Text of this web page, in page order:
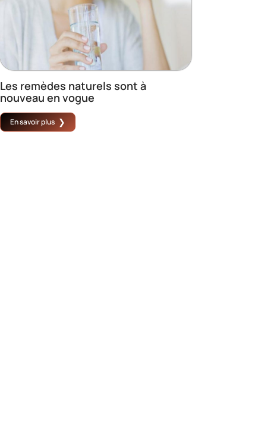
Les remèdes naturels sont à
nouveau en vogue
En savoir plus